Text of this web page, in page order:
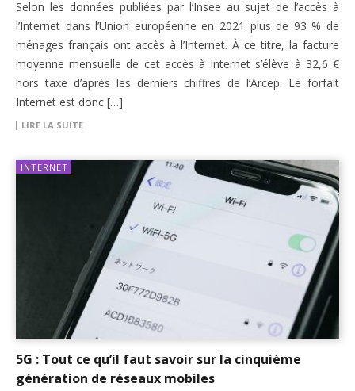
Selon les données publiées par l’Insee au sujet de l’accès à
l’Internet dans l’Union européenne en 2021 plus de 93 % de
ménages français ont accès à l’Internet. À ce titre, la facture
moyenne mensuelle de cet accès à Internet s’élève à 32,6 €
hors taxe d’après les derniers chiffres de l’Arcep. Le forfait
Internet est donc […]
LIRE LA SUITE
INTERNET
5G : Tout ce qu’il faut savoir sur la cinquième
génération de réseaux mobiles